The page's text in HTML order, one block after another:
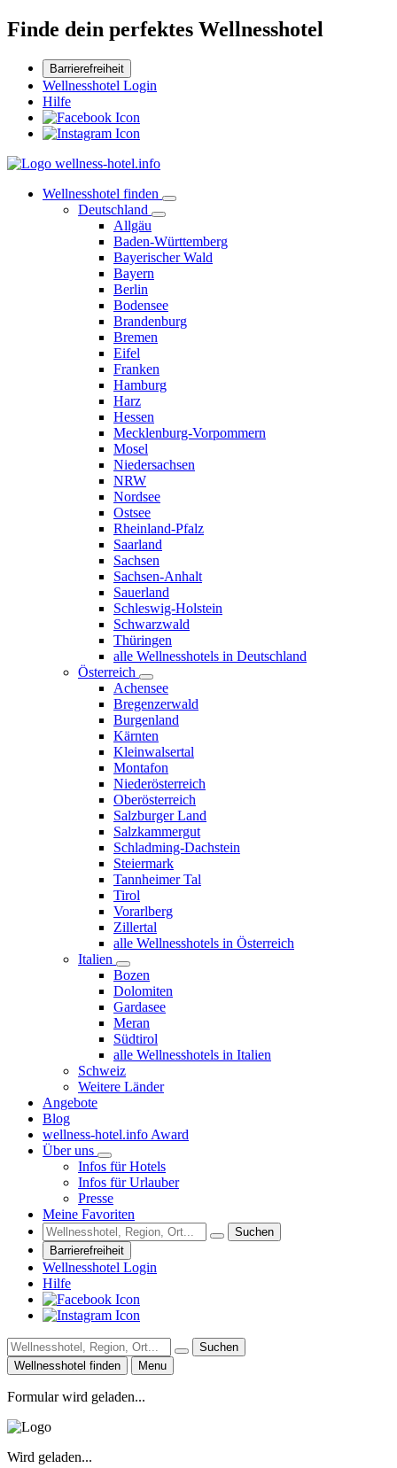
Finde dein perfektes Wellnesshotel
Barrierefreiheit
Wellnesshotel Login
Hilfe
Wellnesshotel finden
Deutschland
Allgäu
Baden-Württemberg
Bayerischer Wald
Bayern
Berlin
Bodensee
Brandenburg
Bremen
Eifel
Franken
Hamburg
Harz
Hessen
Mecklenburg-Vorpommern
Mosel
Niedersachsen
NRW
Nordsee
Ostsee
Rheinland-Pfalz
Saarland
Sachsen
Sachsen-Anhalt
Sauerland
Schleswig-Holstein
Schwarzwald
Thüringen
alle Wellnesshotels in Deutschland
Österreich
Achensee
Bregenzerwald
Burgenland
Kärnten
Kleinwalsertal
Montafon
Niederösterreich
Oberösterreich
Salzburger Land
Salzkammergut
Schladming-Dachstein
Steiermark
Tannheimer Tal
Tirol
Vorarlberg
Zillertal
alle Wellnesshotels in Österreich
Italien
Bozen
Dolomiten
Gardasee
Meran
Südtirol
alle Wellnesshotels in Italien
Schweiz
Weitere Länder
Angebote
Blog
wellness-hotel.info Award
Über uns
Infos für Hotels
Infos für Urlauber
Presse
Meine Favoriten
Suchen
Barrierefreiheit
Wellnesshotel Login
Hilfe
Suchen
Wellnesshotel finden
Menu
Formular wird geladen...
Wird geladen...